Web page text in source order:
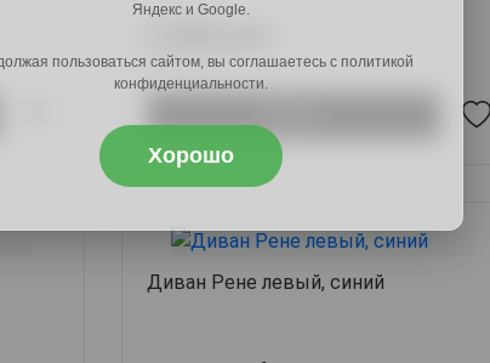
62267 руб.
Диван Рене левый, синий
Яндекс и Google.
пользоваться сайтом, вы соглашаетесь с политикой
конфиденциальности.
Хорошо